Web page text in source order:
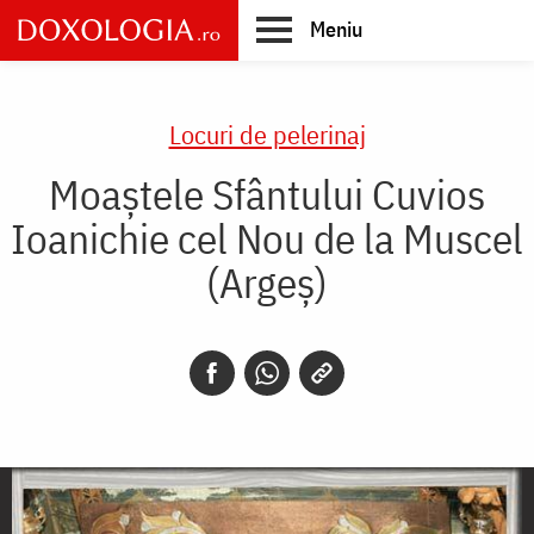
Skip
to
main
Meniu
Locuri de pelerinaj
Moaștele Sfântului Cuvios
Ioanichie cel Nou de la Muscel
(Argeș)